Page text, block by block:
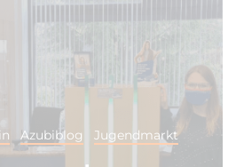
Azubiblog Jugendmarkt